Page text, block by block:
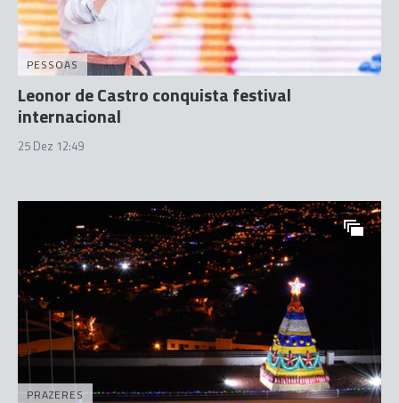
PESSOAS
Leonor de Castro conquista festival
internacional
25 Dez 12:49
PRAZERES